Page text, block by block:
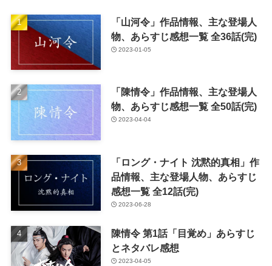
「山河令」作品情報、主な登場人
物、あらすじ感想一覧 全36話(完)
2023-01-05
「陳情令」作品情報、主な登場人
物、あらすじ感想一覧 全50話(完)
2023-04-04
「ロング・ナイト 沈黙的真相」作
品情報、主な登場人物、あらすじ
感想一覧 全12話(完)
2023-06-28
陳情令 第1話「目覚め」あらすじ
とネタバレ感想
2023-04-05